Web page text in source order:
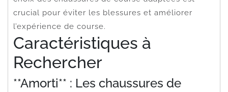
crucial pour éviter les blessures et améliorer
l’expérience de course.
Caractéristiques à
Rechercher
**Amorti** : Les chaussures de